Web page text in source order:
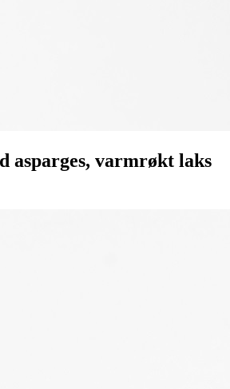
asparges, varmrøkt laks